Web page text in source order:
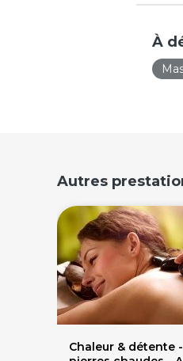
À
Autres
Chaleur & détente